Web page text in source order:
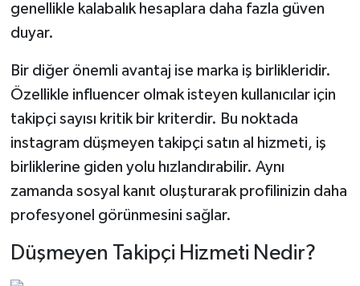
genellikle kalabalık hesaplara daha fazla güven
duyar.
Bir diğer önemli avantaj ise marka iş birlikleridir.
Özellikle influencer olmak isteyen kullanıcılar için
takipçi sayısı kritik bir kriterdir. Bu noktada
instagram düşmeyen takipçi satın al hizmeti, iş
birliklerine giden yolu hızlandırabilir. Aynı
zamanda sosyal kanıt oluşturarak profilinizin daha
profesyonel görünmesini sağlar.
Düşmeyen Takipçi Hizmeti Nedir?